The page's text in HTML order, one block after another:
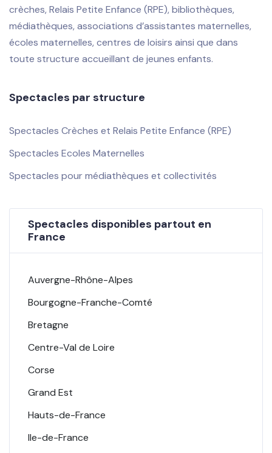
crèches, Relais Petite Enfance (RPE), bibliothèques,
médiathèques, associations d’assistantes maternelles,
écoles maternelles, centres de loisirs ainsi que dans
toute structure accueillant de jeunes enfants.
Spectacles par structure
Spectacles Crèches et Relais Petite Enfance (RPE)
Spectacles Ecoles Maternelles
Spectacles pour médiathèques et collectivités
Spectacles disponibles partout en
France
Auvergne-Rhône-Alpes
Bourgogne-Franche-Comté
Bretagne
Centre-Val de Loire
Corse
Grand Est
Hauts-de-France
Ile-de-France